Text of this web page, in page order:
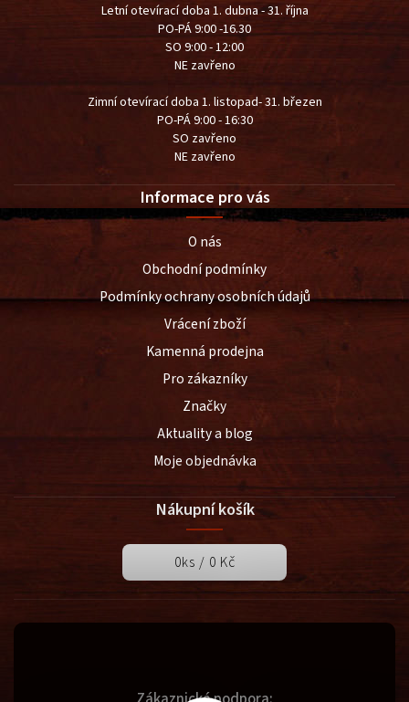
Letní otevírací doba 1. dubna - 31. října
PO-PÁ 9:00 -16.30
SO 9:00 - 12:00
NE zavřeno
Zimní otevírací doba 1. listopad- 31. březen
PO-PÁ 9:00 - 16:30
SO zavřeno
NE zavřeno
Informace pro vás
O nás
Obchodní podmínky
Podmínky ochrany osobních údajů
Vrácení zboží
Kamenná prodejna
Pro zákazníky
Značky
Aktuality a blog
Moje objednávka
Nákupní košík
0ks / 0 Kč